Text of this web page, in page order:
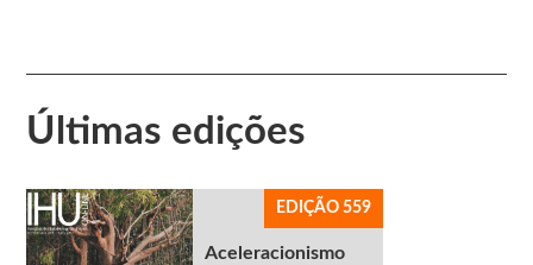
Últimas edições
EDIÇÃO 559
Aceleracionismo